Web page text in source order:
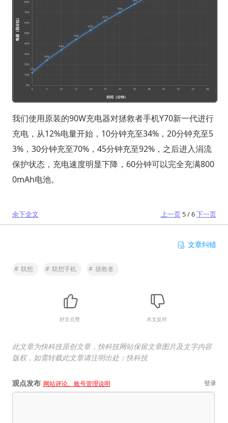
我们使用原装的90W充电器对拯救者手机Y70新一代进行
充电，从12%电量开始，10分钟充至34%，20分钟充至5
3%，30分钟充至70%，45分钟充至92%，之后进入涓流
保护状态，充电速度明显下降，60分钟可以完全充满800
0mAh电池。
余下全文 上一页5 / 6下一页
文章纠错
# 联想 # 联想手机 # 拯救者
好文点赞 水文反对
此文章为快科技原创文章，快科技网站保留文章图片及文字内容
版权，如需转载此文章请注明出处：快科技
观点发布 网站评论、账号管理说明 登录